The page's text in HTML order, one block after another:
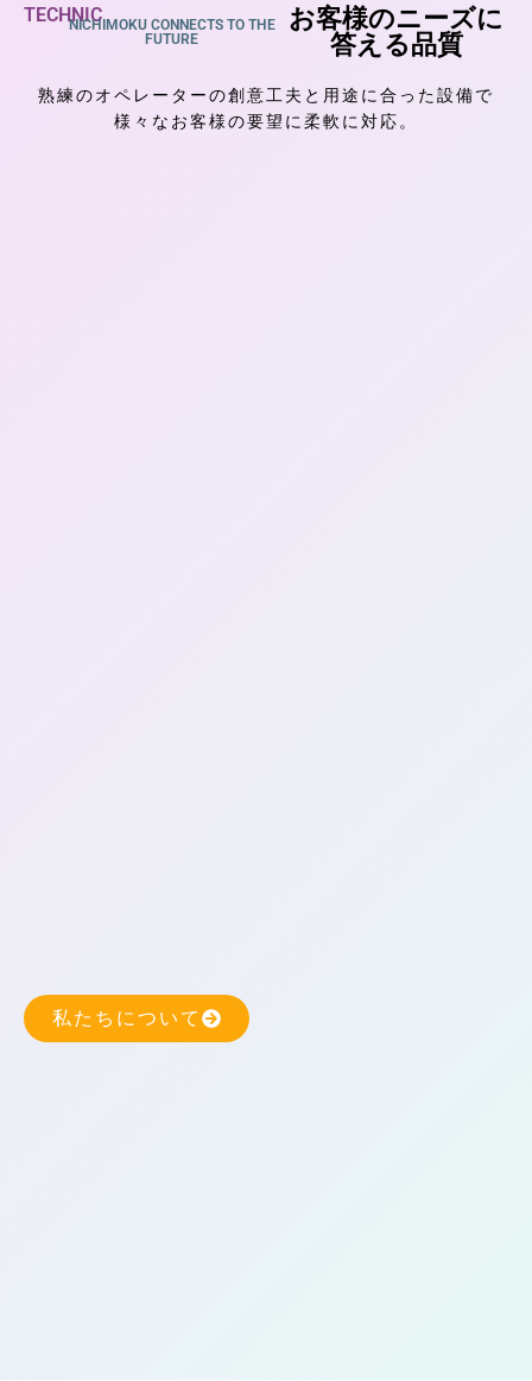
TECHNICNICHIMOKU CONNECTS TO THE
FUTURE
お客様のニーズに
答える品質
熟練のオペレーターの創意工夫と用途に合った設備で
様々なお客様の要望に柔軟に対応。
私たちについて